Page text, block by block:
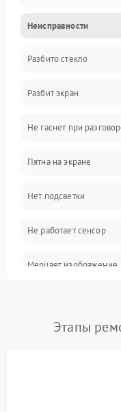
Проблемы связи
Камеры
Проблемы с
Зарядка
Проблемы с
Проблемы с
Неисправности
Разбито стекло
Разбит экран
Не гаснет при
Пятна на экране
Нет подсветки
Не работает сенсор
Мерцает изображение
Не работает Face ID
Этапы